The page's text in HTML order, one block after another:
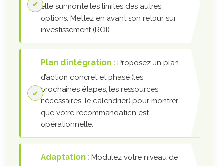
elle surmonte les limites des autres
options. Mettez en avant son retour sur
investissement (ROI).
Plan d’intégration : Proposez un plan
d’action concret et phasé (les
prochaines étapes, les ressources
nécessaires, le calendrier) pour montrer
que votre recommandation est
opérationnelle.
Adaptation : Modulez votre niveau de